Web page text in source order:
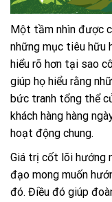
Một tầm nhìn được
những mục tiêu hữu
hiểu rõ hơn tại sao
giúp họ hiểu rằng
bức tranh tổng thể
khách hàng hàng
hoạt động chung.
Giá trị cốt lõi hướng
đạo mong muốn
đó. Điều đó giúp